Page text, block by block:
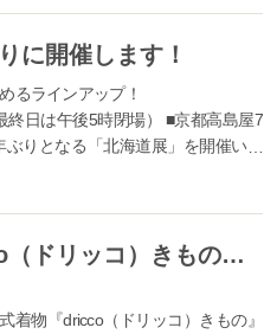
に開催します！
るラインアップ！
終日は午後5時閉場） ■京都高島屋7
りとなる「北海道展」を開催いた
京都高島屋で、簡単で楽に着られる三部式着物『dricco（ドリッコ）きもの』の百貨店初となる常設展開をスタート
物『dricco（ドリッコ）きもの』